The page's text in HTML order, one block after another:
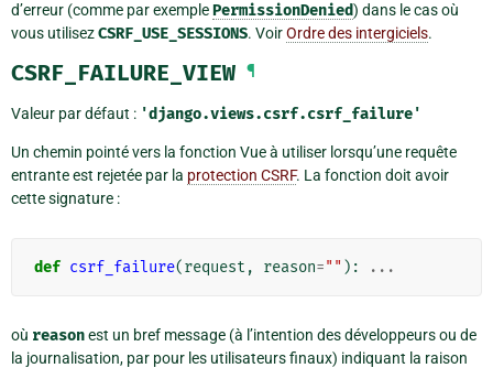
d’erreur (comme par exemplePermissionDenied) dans le cas où
vous utilisezCSRF_USE_SESSIONS. VoirOrdre des intergiciels.
CSRF_FAILURE_VIEW ¶
Valeur par défaut : 'django.views.csrf.csrf_failure'
Un chemin pointé vers la fonction Vue à utiliser lorsqu’une requête
entrante est rejetée par la protection CSRF. La fonction doit avoir
cette signature :
def csrf_failure(request , reason="" ): ...
où reasonest un bref message (à l’intention des développeurs ou de
la journalisation, par pour les utilisateurs finaux) indiquant la raison